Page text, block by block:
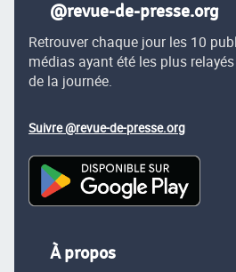
@revue-de-presse.org
Retrouver chaque jour les 10
médias ayant été les plus
de la journée.
Suivre @revue-de-presse.org
À propos